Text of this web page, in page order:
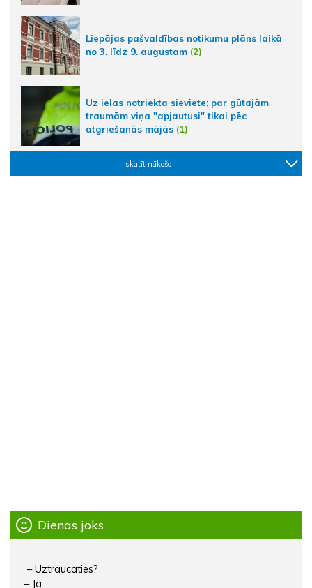
Liepājas pašvaldības notikumu plāns laikā
no 3. līdz 9. augustam (2)
Uz ielas notriekta sieviete; par gūtajām
traumām viņa "apjautusi" tikai pēc
atgriešanās mājās (1)
skatīt nākošo
Dienas joks
– Uztraucaties?
– Jā.